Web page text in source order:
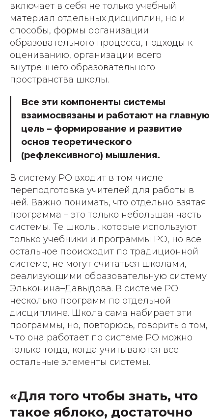
включает в себя не только учебный
материал отдельных дисциплин, но и
способы, формы организации
образовательного процесса, подходы к
оцениванию, организации всего
внутреннего образовательного
пространства школы.
Все эти компоненты системы
взаимосвязаны и работают на главную
цель – формирование и развитие
основ теоретического
(рефлексивного) мышления.
В систему РО входит в том числе
переподготовка учителей для работы в
ней. Важно понимать, что отдельно взятая
программа – это только небольшая часть
системы. Те школы, которые используют
только учебники и программы РО, но все
остальное происходит по традиционной
системе, не могут считаться школами,
реализующими образовательную систему
Эльконина–Давыдова. В системе РО
несколько программ по отдельной
дисциплине. Школа сама набирает эти
программы, но, повторюсь, говорить о том,
что она работает по системе РО можно
только тогда, когда учитываются все
остальные элементы системы.
«Для того чтобы знать, что
такое яблоко, достаточно